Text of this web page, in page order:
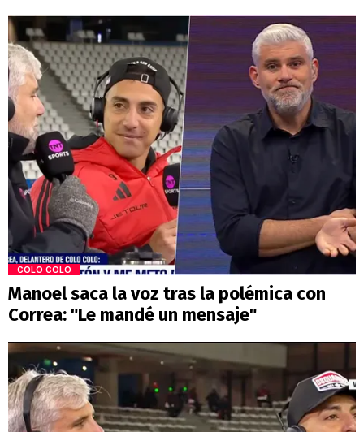
COLO COLO
Manoel saca la voz tras la polémica con
Correa: "Le mandé un mensaje"